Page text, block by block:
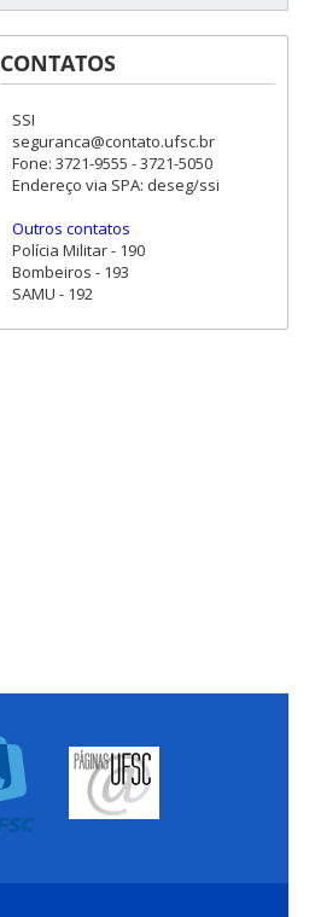
CONTATOS
SSI
seguranca@contato.ufsc.br
Fone: 3721-9555 - 3721-5050
Endereço via SPA: deseg/ssi
Outros contatos
Polícia Militar - 190
Bombeiros - 193
SAMU - 192